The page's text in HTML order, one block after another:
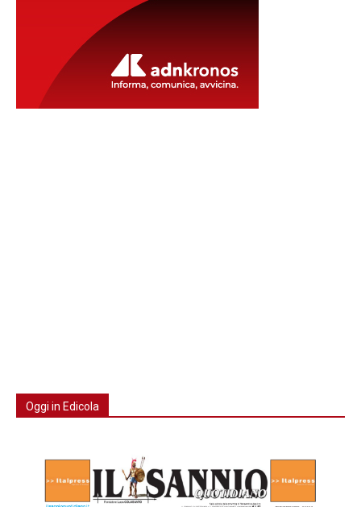
Oggi in Edicola